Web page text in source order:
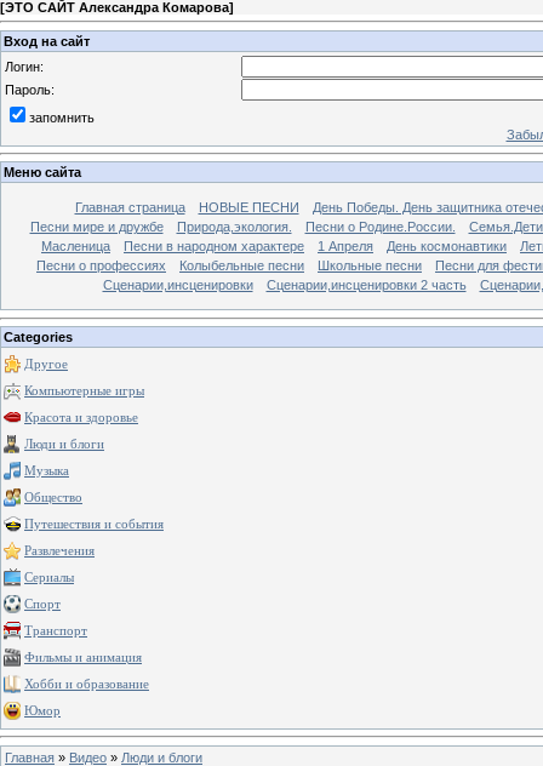
[ЭТО САЙТ Александра Комарова]
Вход на сайт
Логин:
Пароль:
запомнить
Меню сайта
Главная страница НОВЫЕ ПЕСНИ
День Победы. День защитника
Песни мире и дружбе
Природа,экология. Песни о Родине.России.
Масленица
Песни в народном характере 1 Апреля День космонавтики
Песни о профессиях
Колыбельные песни Школьные песни
Песни для
Сценарии,инсценировки
Сценарии,инсценировки 2 часть
Categories
Другое
Компьютерные игры
Красота и здоровье
Люди и блоги
Музыка
Общество
Путешествия и события
Развлечения
Сериалы
Спорт
Транспорт
Фильмы и анимация
Хобби и образование
Юмор
Главная » Видео » Люди и блоги